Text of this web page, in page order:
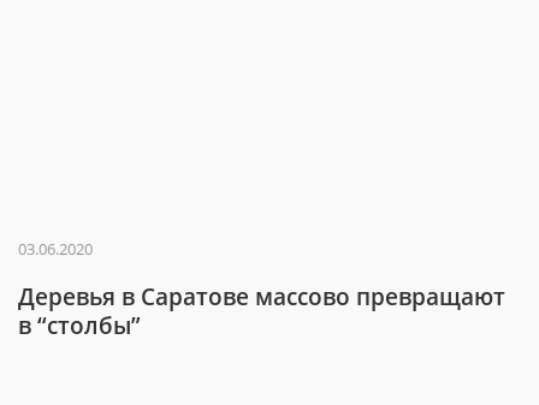
03.06.2020
Деревья в Саратове массово превращают
в “столбы”